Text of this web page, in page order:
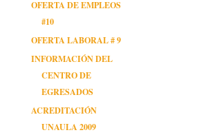
OFERTA DE EMPLEOS
#10
OFERTA LABORAL # 9
INFORMACIÓN DEL
CENTRO DE
EGRESADOS
ACREDITACIÓN
UNAULA 2009